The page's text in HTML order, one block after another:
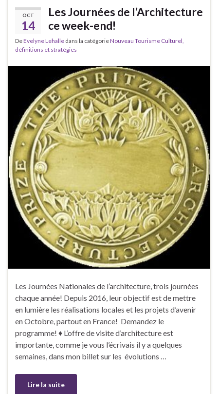
OCT
14
Les Journées de l’Architecture
ce week-end!
DeEvelyne Lehalle dans la catégorieNouveau Tourisme Culturel,
définitions et stratégies
Les Journées Nationales de l’architecture, trois journées
chaque année! Depuis 2016, leur objectif est de mettre
en lumière les réalisations locales et les projets d’avenir
en Octobre, partout en France! Demandez le
programme! ♦ L’offre de visite d’architecture est
importante, comme je vous l’écrivais il y a quelques
semaines, dans mon billet sur les évolutions …
Lire la suite